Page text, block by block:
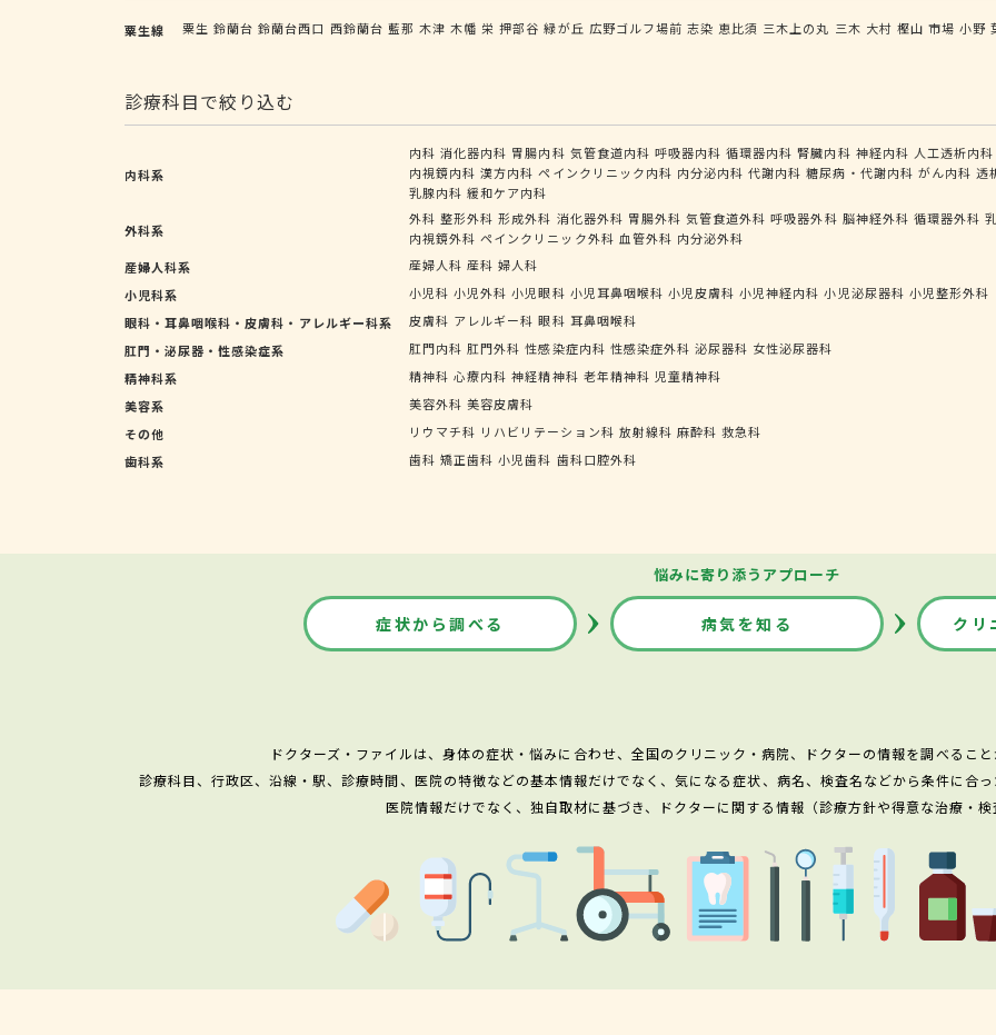
粟生線 粟生 鈴蘭台 鈴蘭台西口 西鈴蘭台 藍那 木津 木幡 栄 押部谷 緑が丘 広野ゴルフ場前 志染 恵比須 三木上の丸 三木 大村 樫山 市場 小野
診療科目で絞り込む
内科系
内科 消化器内科 胃腸内科 気管食道内科 呼吸器内科 循環器内科 腎臓内科 神経内科 人工透析内科
内視鏡内科 漢方内科 ペインクリニック内科 内分泌内科 代謝内科 糖尿病・代謝内科 がん内科 透
乳腺内科 緩和ケア内科
外科系
外科 整形外科 形成外科 消化器外科 胃腸外科 気管食道外科 呼吸器外科 脳神経外科 循環器外科
内視鏡外科 ペインクリニック外科 血管外科 内分泌外科
産婦人科系
産婦人科 産科 婦人科
小児科系
小児科 小児外科 小児眼科 小児耳鼻咽喉科 小児皮膚科 小児神経内科 小児泌尿器科 小児整形外科
眼科・耳鼻咽喉科・皮膚科・アレルギー科系
皮膚科 アレルギー科 眼科 耳鼻咽喉科
肛門・泌尿器・性感染症系
肛門内科 肛門外科 性感染症内科 性感染症外科 泌尿器科 女性泌尿器科
精神科系
精神科 心療内科 神経精神科 老年精神科 児童精神科
美容系
美容外科 美容皮膚科
その他
リウマチ科 リハビリテーション科 放射線科 麻酔科 救急科
歯科系
歯科 矯正歯科 小児歯科 歯科口腔外科
悩みに寄り添うアプローチ
症状から調べる 病気を知る クリ
ドクターズ・ファイルは、身体の症状・悩みに合わせ、全国のクリニック・病院、ドクターの情報を調べるこ
診療科目、行政区、沿線・駅、診療時間、医院の特徴などの基本情報だけでなく、気になる症状、病名、検査名などから条件に合
医院情報だけでなく、独自取材に基づき、ドクターに関する情報（診療方針や得意な治療・